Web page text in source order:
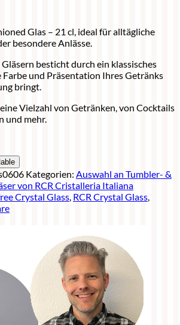
Glas – 21 cl, ideal für alltägliche
besondere Anlässe.
Gläsern besticht durch ein klassisches
Farbe und Präsentation Ihres Getränks
bringt.
Vielzahl von Getränken, von Cocktails
und mehr.
Kategorien: Auswahl an Tumbler- &
von RCR Cristalleria Italiana
Crystal Glass, RCR Crystal Glass,